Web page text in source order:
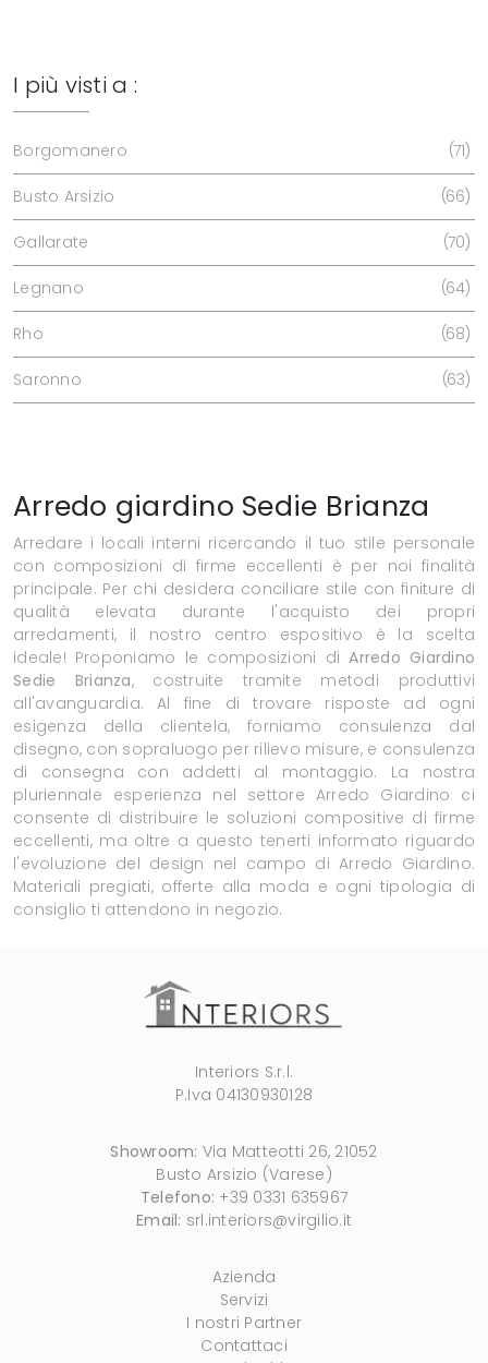
I più visti a :
Borgomanero 71
Busto Arsizio 66
Gallarate 70
Legnano 64
Rho 68
Saronno 63
Arredo giardino Sedie Brianza
Arredare i locali interni ricercando il tuo stile personale
con composizioni di firme eccellenti è per noi finalità
principale. Per chi desidera conciliare stile con finiture di
qualità elevata durante l'acquisto dei propri
arredamenti, il nostro centro espositivo è la scelta
ideale! Proponiamo le composizioni diArredo Giardino
Sedie Brianza, costruite tramite metodi produttivi
all'avanguardia. Al fine di trovare risposte ad ogni
esigenza della clientela, forniamo consulenza dal
disegno, con sopraluogo per rilievo misure, e consulenza
di consegna con addetti al montaggio. La nostra
pluriennale esperienza nel settore Arredo Giardino ci
consente di distribuire le soluzioni compositive di firme
eccellenti, ma oltre a questo tenerti informato riguardo
l'evoluzione del design nel campo di Arredo Giardino.
Materiali pregiati, offerte alla moda e ogni tipologia di
consiglio ti attendono in negozio.
Interiors S.r.l.
P.Iva 04130930128
Showroom: Via Matteotti 26, 21052
Busto Arsizio (Varese)
Telefono: +39 0331 635967
Email: srl.interiors@virgilio.it
Azienda
Servizi
I nostri Partner
Contattaci